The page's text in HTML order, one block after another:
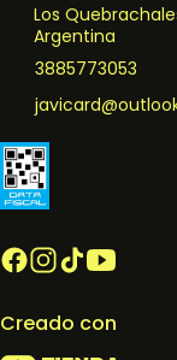
Los
Argentina
3885773053
Creado con